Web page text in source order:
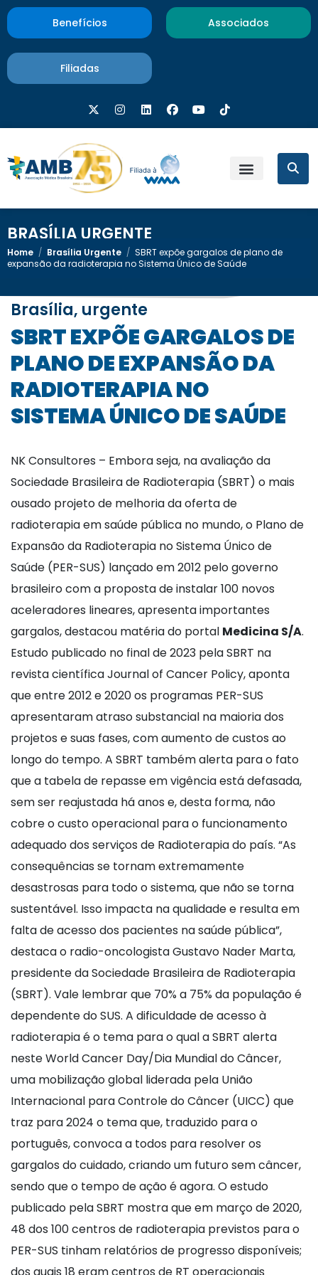
Benefícios Associados
Filiadas
BRASÍLIA URGENTE
Home / Brasília Urgente / SBRT expõe gargalos de plano de
expansão da radioterapia no Sistema Único de Saúde
Brasília, urgente
SBRT EXPÕE GARGALOS DE
PLANO DE EXPANSÃO DA
RADIOTERAPIA NO
SISTEMA ÚNICO DE SAÚDE
NK Consultores – Embora seja, na avaliação da
Sociedade Brasileira de Radioterapia (SBRT) o mais
ousado projeto de melhoria da oferta de
radioterapia em saúde pública no mundo, o Plano de
Expansão da Radioterapia no Sistema Único de
Saúde (PER-SUS) lançado em 2012 pelo governo
brasileiro com a proposta de instalar 100 novos
aceleradores lineares, apresenta importantes
gargalos, destacou matéria do portal Medicina S/A.
Estudo publicado no final de 2023 pela SBRT na
revista científica Journal of Cancer Policy, aponta
que entre 2012 e 2020 os programas PER-SUS
apresentaram atraso substancial na maioria dos
projetos e suas fases, com aumento de custos ao
longo do tempo. A SBRT também alerta para o fato
que a tabela de repasse em vigência está defasada,
sem ser reajustada há anos e, desta forma, não
cobre o custo operacional para o funcionamento
adequado dos serviços de Radioterapia do país. “As
consequências se tornam extremamente
desastrosas para todo o sistema, que não se torna
sustentável. Isso impacta na qualidade e resulta em
falta de acesso dos pacientes na saúde pública”,
destaca o radio-oncologista Gustavo Nader Marta,
presidente da Sociedade Brasileira de Radioterapia
(SBRT). Vale lembrar que 70% a 75% da população é
dependente do SUS. A dificuldade de acesso à
radioterapia é o tema para o qual a SBRT alerta
neste World Cancer Day/Dia Mundial do Câncer,
uma mobilização global liderada pela União
Internacional para Controle do Câncer (UICC) que
traz para 2024 o tema que, traduzido para o
português, convoca a todos para resolver os
gargalos do cuidado, criando um futuro sem câncer,
sendo que o tempo de ação é agora. O estudo
publicado pela SBRT mostra que em março de 2020,
48 dos 100 centros de radioterapia previstos para o
PER-SUS tinham relatórios de progresso disponíveis;